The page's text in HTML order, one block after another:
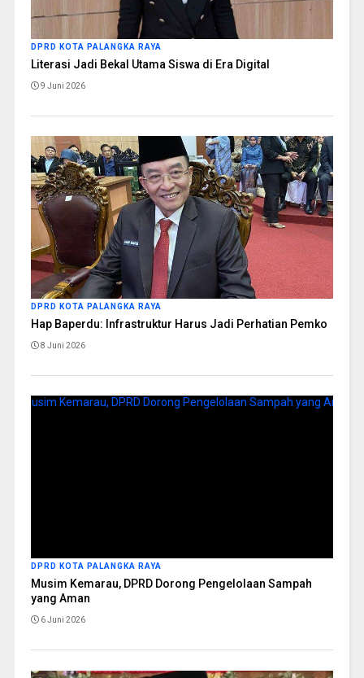
DPRD KOTA PALANGKA RAYA
Literasi Jadi Bekal Utama Siswa di Era Digital
9 Juni 2026
DPRD KOTA PALANGKA RAYA
Hap Baperdu: Infrastruktur Harus Jadi Perhatian Pemko
8 Juni 2026
DPRD KOTA PALANGKA RAYA
Musim Kemarau, DPRD Dorong Pengelolaan Sampah
yang Aman
6 Juni 2026